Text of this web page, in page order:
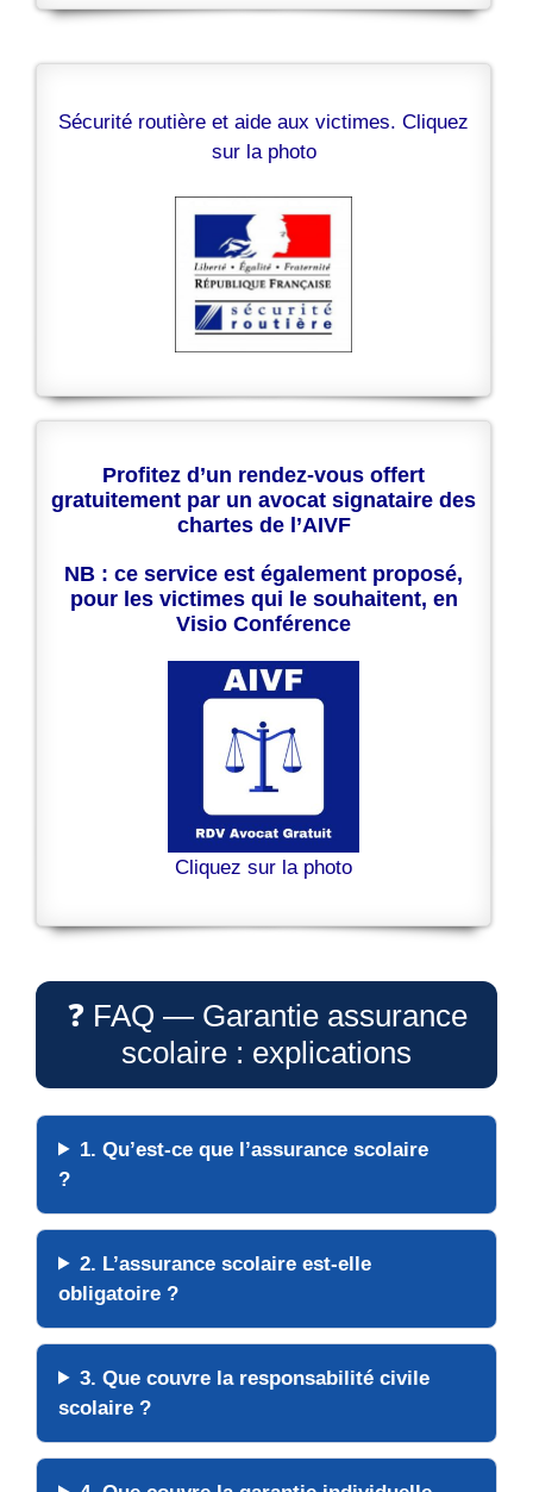
Sécurité routière et aide aux victimes. Cliquez
sur la photo
Profitez d’un rendez-vous offert
gratuitement par un avocat signataire des
chartes de l’AIVF
NB : ce service est également proposé,
pour les victimes qui le souhaitent, en
Visio Conférence
Cliquez sur la photo
❓ FAQ — Garantie assurance
scolaire : explications
1. Qu’est-ce que l’assurance scolaire
?
2. L’assurance scolaire est-elle
obligatoire ?
3. Que couvre la responsabilité civile
scolaire ?